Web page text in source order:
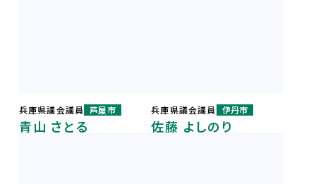
兵庫県議会議員 芦屋市
青山 さとる
兵庫県議会議員 伊丹市
佐藤 よしのり